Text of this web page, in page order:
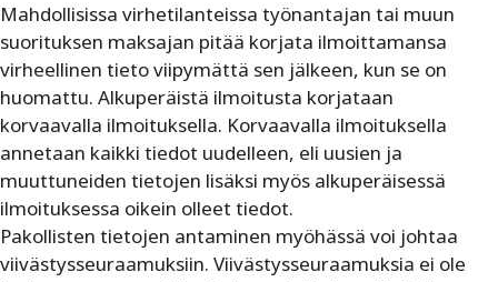
Mahdollisissa virhetilanteissa työnantajan tai muun
suorituksen maksajan pitää korjata ilmoittamansa
virheellinen tieto viipymättä sen jälkeen, kun se on
huomattu. Alkuperäistä ilmoitusta korjataan
korvaavalla ilmoituksella. Korvaavalla ilmoituksella
annetaan kaikki tiedot uudelleen, eli uusien ja
muuttuneiden tietojen lisäksi myös alkuperäisessä
ilmoituksessa oikein olleet tiedot.
Pakollisten tietojen antaminen myöhässä voi johtaa
viivästysseuraamuksiin. Viivästysseuraamuksia ei ole